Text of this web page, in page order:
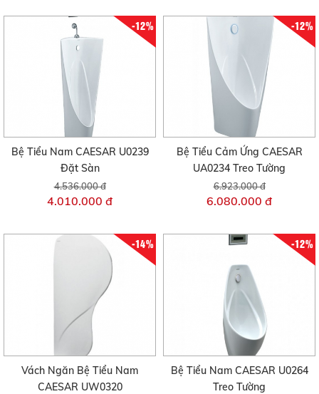
-12%
Bệ Tiểu Nam CAESAR U0239
Đặt Sàn
4.536.000 đ
4.010.000 đ
-12%
Bệ Tiểu Cảm Ứng CAESAR
UA0234 Treo Tường
6.923.000 đ
6.080.000 đ
-14%
Vách Ngăn Bệ Tiểu Nam
CAESAR UW0320
-12%
Bệ Tiểu Nam CAESAR U0264
Treo Tường